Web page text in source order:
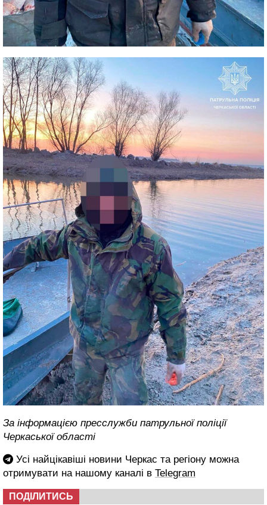
За інформацією пресслужби патрульної поліції
Черкаської області
Усі найцікавіші новини Черкас та регіону можна
отримувати на нашому каналі в Telegram
ПОДІЛИТИСЬ